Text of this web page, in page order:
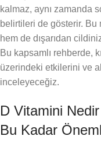
kalmaz, aynı zamanda
belirtileri de gösterir. Bu
hem de dışarıdan
Bu kapsamlı rehberde,
üzerindeki etkilerini ve
inceleyeceğiz.
D Vitamini
Bu Kadar